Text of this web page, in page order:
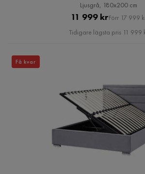
Ljusgrå, 180x200 cm
Pris
11 999 krOriginal
Pris
Förr 17 999
Tidigare lägsta pris 11 999
Få kvar